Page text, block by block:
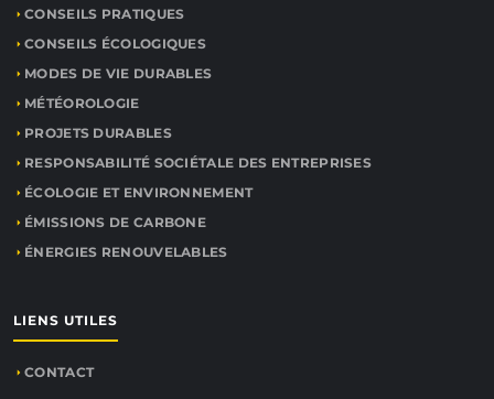
CONSEILS PRATIQUES
CONSEILS ÉCOLOGIQUES
MODES DE VIE DURABLES
MÉTÉOROLOGIE
PROJETS DURABLES
RESPONSABILITÉ SOCIÉTALE DES ENTREPRISES
ÉCOLOGIE ET ENVIRONNEMENT
ÉMISSIONS DE CARBONE
ÉNERGIES RENOUVELABLES
LIENS UTILES
CONTACT